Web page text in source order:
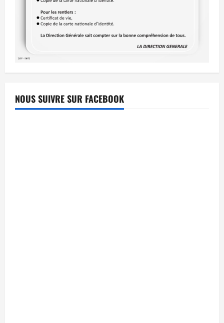
NOUS SUIVRE SUR FACEBOOK